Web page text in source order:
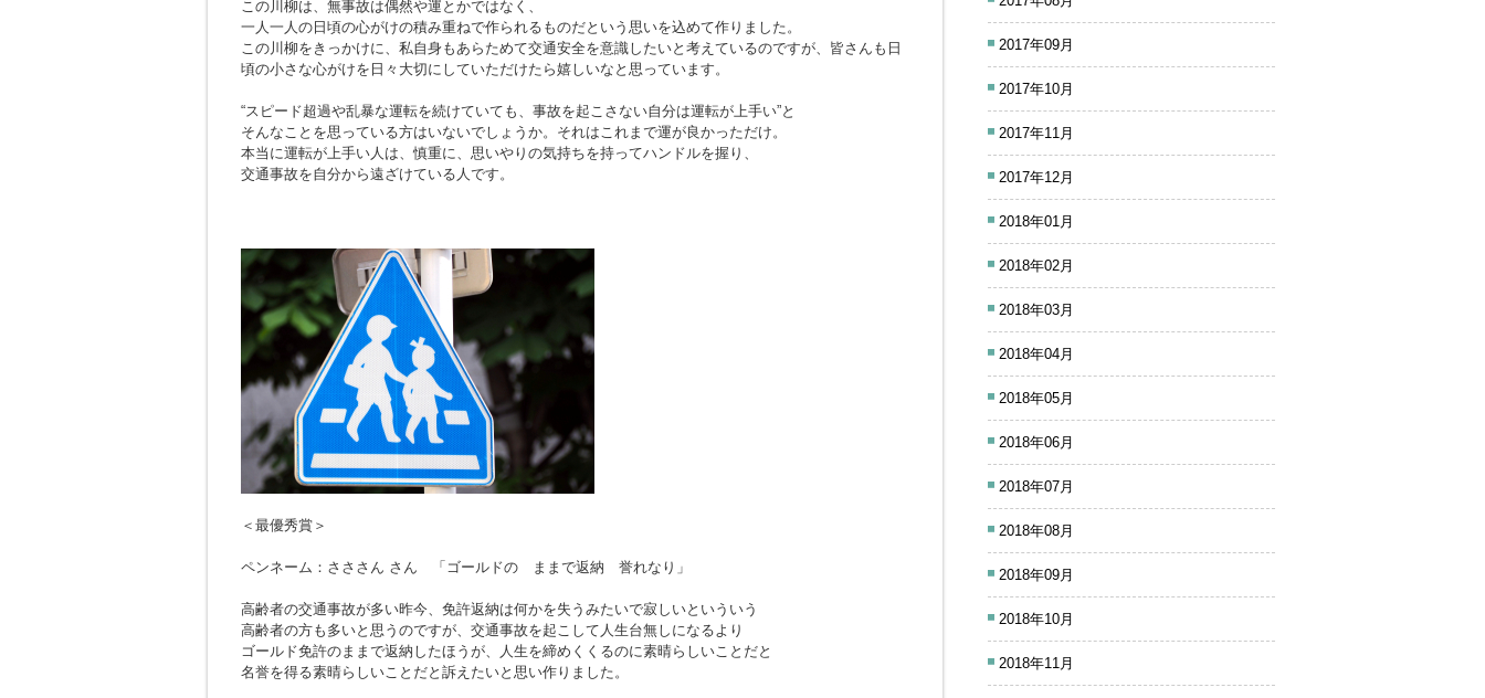
この川柳は、無事故は偶然や運とかではなく、
一人一人の日頃の心がけの積み重ねで作られるものだという思いを込めて作りました。
この川柳をきっかけに、私自身もあらためて交通安全を意識したいと考えているのですが、皆さんも日
頃の小さな心がけを日々大切にしていただけたら嬉しいなと思っています。
“スピード超過や乱暴な運転を続けていても、事故を起こさない自分は運転が上手い”と
そんなことを思っている方はいないでしょうか。それはこれまで運が良かっただけ。
本当に運転が上手い人は、慎重に、思いやりの気持ちを持ってハンドルを握り、
交通事故を自分から遠ざけている人です。
＜最優秀賞＞
ペンネーム：さささん さん 「ゴールドの ままで返納 誉れなり」
高齢者の交通事故が多い昨今、免許返納は何かを失うみたいで寂しいといういう
高齢者の方も多いと思うのですが、交通事故を起こして人生台無しになるより
ゴールド免許のままで返納したほうが、人生を締めくくるのに素晴らしいことだと
名誉を得る素晴らしいことだと訴えたいと思い作りました。
2017年09月
2017年10月
2017年11月
2017年12月
2018年01月
2018年02月
2018年03月
2018年04月
2018年05月
2018年06月
2018年07月
2018年08月
2018年09月
2018年10月
2018年11月